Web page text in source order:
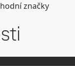
značky